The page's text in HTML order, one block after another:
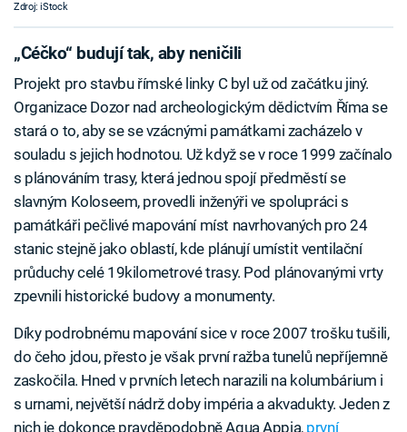
Zdroj: iStock
„Céčko“ budují tak, aby neničili
Projekt pro stavbu římské linky C byl už od začátku jiný.
Organizace Dozor nad archeologickým dědictvím Říma se
stará o to, aby se se vzácnými památkami zacházelo v
souladu s jejich hodnotou. Už když se v roce 1999 začínalo
s plánováním trasy, která jednou spojí předměstí se
slavným Koloseem, provedli inženýři ve spolupráci s
památkáři pečlivé mapování míst navrhovaných pro 24
stanic stejně jako oblastí, kde plánují umístit ventilační
průduchy celé 19kilometrové trasy. Pod plánovanými vrty
zpevnili historické budovy a monumenty.
Díky podrobnému mapování sice v roce 2007 trošku tušili,
do čeho jdou, přesto je však první ražba tunelů nepříjemně
zaskočila. Hned v prvních letech narazili na kolumbárium i
s urnami, největší nádrž doby impéria a akvadukty. Jeden z
nich je dokonce pravděpodobně Aqua Appia, první